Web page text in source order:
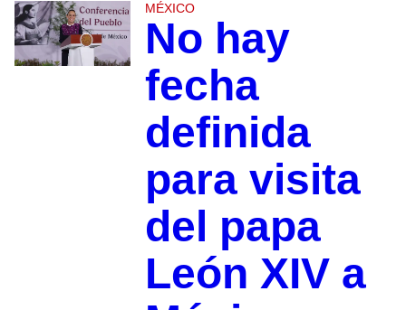
MÉXICO
No hay
fecha
definida
para visita
del papa
León XIV a